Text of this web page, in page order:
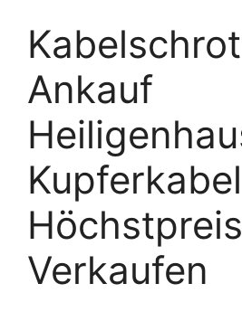
Ankauf
Höchstpreis
Verkaufen